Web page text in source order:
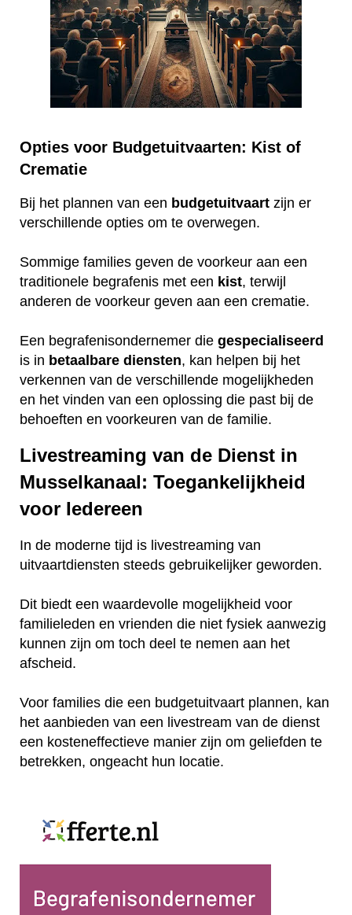
Opties voor Budgetuitvaarten: Kist of
Crematie
Bij het plannen van een budgetuitvaart zijn er
verschillende opties om te overwegen.
Sommige families geven de voorkeur aan een
traditionele begrafenis met een kist, terwijl
anderen de voorkeur geven aan een crematie.
Een begrafenisondernemer die gespecialiseerd
is in betaalbare diensten, kan helpen bij het
verkennen van de verschillende mogelijkheden
en het vinden van een oplossing die past bij de
behoeften en voorkeuren van de familie.
Livestreaming van de Dienst in
Musselkanaal: Toegankelijkheid
voor Iedereen
In de moderne tijd is livestreaming van
uitvaartdiensten steeds gebruikelijker geworden.
Dit biedt een waardevolle mogelijkheid voor
familieleden en vrienden die niet fysiek aanwezig
kunnen zijn om toch deel te nemen aan het
afscheid.
Voor families die een budgetuitvaart plannen, kan
het aanbieden van een livestream van de dienst
een kosteneffectieve manier zijn om geliefden te
betrekken, ongeacht hun locatie.